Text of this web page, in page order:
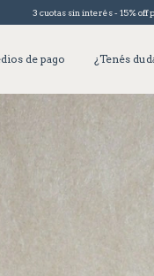
3 cuotas sin interés - 15%
de pago ¿Tenés